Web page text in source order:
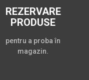
REZERVARE
PRODUSE
pentru a proba în
magazin.